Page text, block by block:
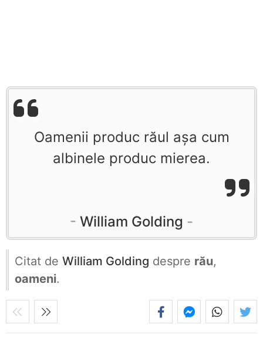
Oamenii produc răul aşa cum
albinele produc mierea.
William Golding
Citat de William Golding despre rău,
oameni.